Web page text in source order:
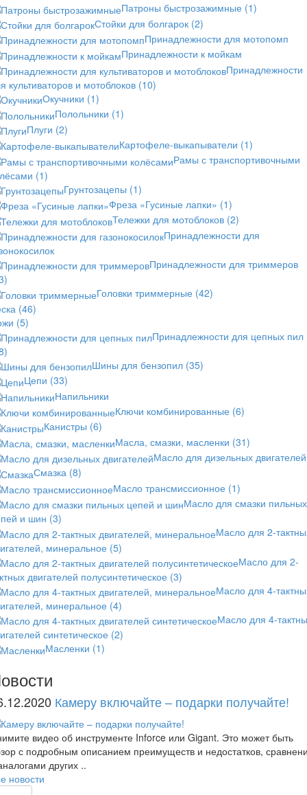
Патроны быстрозажимные (1)
Стойки для болгарок (2)
Принадлежности для мотопомп
Принадлежности к мойкам
Принадлежности
культиваторов и мотоблоков (10)
Окучники (1)
Полольники (1)
Плуги (2)
Картофеле-выкапыватели (1)
Рамы с транспортивочными
(1)
Грунтозацепы (1)
Фреза «Гусиные лапки» (1)
Тележки для мотоблоков (2)
Принадлежности для
Принадлежности для триммеров
Головки триммерные (42)
(46)
(5)
Принадлежности для цепных пил
Шины для бензопил (35)
Цепи (33)
Напильники
Ключи комбинированные (6)
Канистры (6)
Масла, смазки, масленки (31)
Масло для дизельных двигателей
Смазка (8)
Масло трансмиссионное (1)
Масло для смазки пильных
и шин (3)
Масло для 2-
минеральное (5)
Масло для 2-
двигателей полусинтетическое (3)
Масло для 4-
минеральное (4)
Масло для 4-
синтетическое (2)
Масленки (1)
Камеру включайте – подарки получайте!
видео об инструменте Inforce или Gigant. Это может быть
с подробным описанием преимуществ и недостатков,
других ..
новости